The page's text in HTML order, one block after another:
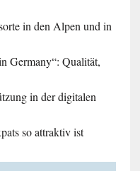
in den Alpen und in
Germany“: Qualität,
in der digitalen
so attraktiv ist